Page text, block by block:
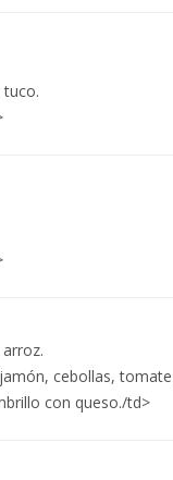
tuco.
cebollas,
con queso./td>